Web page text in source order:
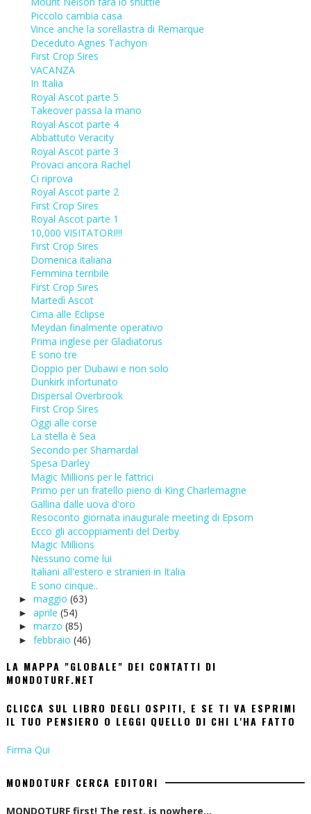
Piccolo cambia casa
Vince anche la sorellastra di Remarque
Deceduto Agnes Tachyon
First Crop Sires
VACANZA
In Italia
Royal Ascot parte 5
Takeover passa la mano
Royal Ascot parte 4
Abbattuto Veracity
Royal Ascot parte 3
Provaci ancora Rachel
Ci riprova
Royal Ascot parte 2
First Crop Sires
Royal Ascot parte 1
10,000 VISITATORI!!!
First Crop Sires
Domenica italiana
Femmina terribile
First Crop Sires
Martedì Ascot
Cima alle Eclipse
Meydan finalmente operativo
Prima inglese per Gladiatorus
E sono tre
Doppio per Dubawi e non solo
Dunkirk infortunato
Dispersal Overbrook
First Crop Sires
Oggi alle corse
La stella è Sea
Secondo per Shamardal
Spesa Darley
Magic Millions per le fattrici
Primo per un fratello pieno di King Charlemagne
Gallina dalle uova d'oro
Resoconto giornata inaugurale meeting di Epsom
Ecco gli accoppiamenti del Derby
Magic Millions
Nessuno come lui
Italiani all'estero e stranieri in Italia
E sono cinque..
► maggio (63)
► aprile (54)
► marzo (85)
► febbraio (46)
LA MAPPA "GLOBALE" DEI CONTATTI DI
MONDOTURF.NET
CLICCA SUL LIBRO DEGLI OSPITI, E SE TI VA ESPRIMI
IL TUO PENSIERO O LEGGI QUELLO DI CHI L'HA FATTO
Firma Qui
MONDOTURF CERCA EDITORI
MONDOTURF first! The rest, is nowhere...